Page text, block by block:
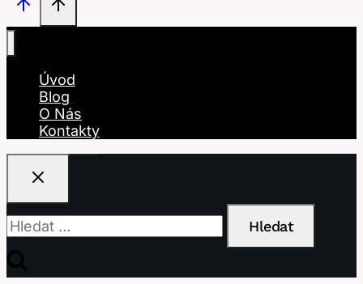
Úvod
Blog
O Nás
Kontakty
Vyhledávání